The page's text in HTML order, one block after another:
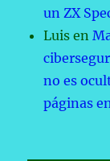
un ZX
Luis en
no es
páginas